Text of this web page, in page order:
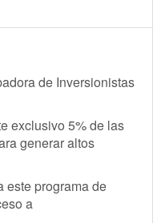
de Inversionistas
exclusivo 5% de las
generar altos
este programa de
a